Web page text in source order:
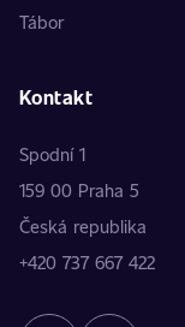
Tábor
Kontakt
Spodní 1
159 00 Praha 5
Česká republika
+420 737 667 422